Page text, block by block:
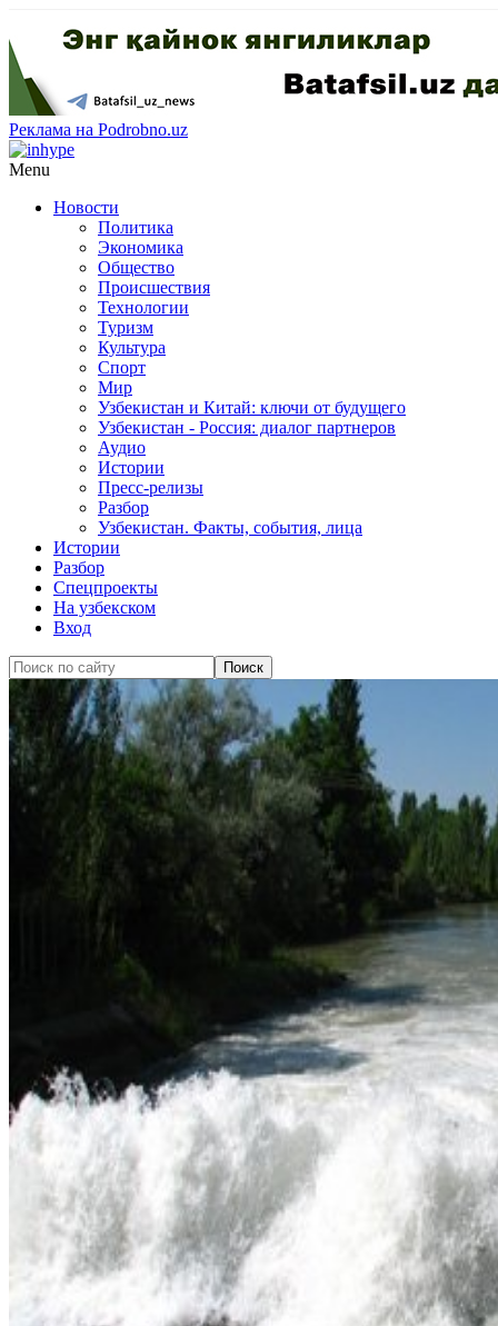
Реклама на Podrobno.uz
Menu
Новости
Политика
Экономика
Общество
Происшествия
Технологии
Туризм
Культура
Спорт
Мир
Узбекистан и Китай: ключи от будущего
Узбекистан - Россия: диалог партнеров
Аудио
Истории
Пресс-релизы
Разбор
Узбекистан. Факты, события, лица
Истории
Разбор
Спецпроекты
На узбекском
Вход